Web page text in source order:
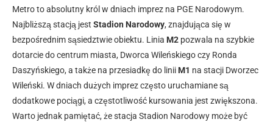
Metro to absolutny król w dniach imprez na PGE Narodowym.
Najbliższą stacją jest Stadion Narodowy, znajdująca się w
bezpośrednim sąsiedztwie obiektu. Linia M2 pozwala na szybkie
dotarcie do centrum miasta, Dworca Wileńskiego czy Ronda
Daszyńskiego, a także na przesiadkę do linii M1 na stacji Dworzec
Wileński. W dniach dużych imprez często uruchamiane są
dodatkowe pociągi, a częstotliwość kursowania jest zwiększona.
Warto jednak pamiętać, że stacja Stadion Narodowy może być